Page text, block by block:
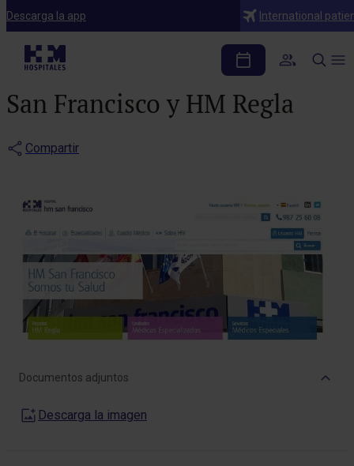
Descarga la app International
Notas de prensa
HM Hospitales presenta
las nuevas páginas web de HM
San Francisco y HM Regla
Compartir
Documentos adjuntos
Descarga la imagen